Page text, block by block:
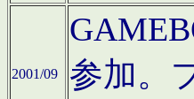
2001/09
参加。